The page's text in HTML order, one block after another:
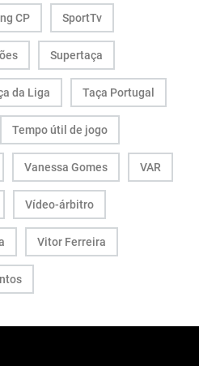
CP SportTv
Supertaça
da Liga Taça Portugal
Tempo útil de jogo
Vanessa Gomes VAR
Vídeo-árbitro
Vitor Ferreira